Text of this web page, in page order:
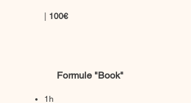
100€
Formule "Book"
1h